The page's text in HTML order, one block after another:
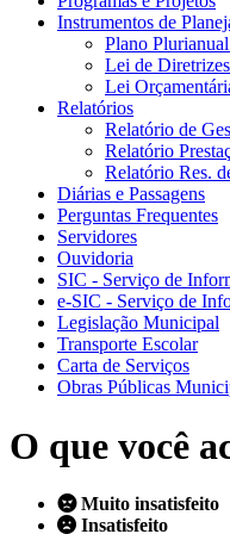
Instrumentos de
Plano
Lei de
Lei
Relatórios
Relatório de
Relatório
Relatório Res.
Diárias e Passagens
Perguntas Frequentes
Servidores
Ouvidoria
SIC - Serviço de
e-SIC - Serviço de
Legislação Municipal
Transporte Escolar
Carta de Serviços
Obras Públicas
O que você
Muito insatisfeito
Insatisfeito